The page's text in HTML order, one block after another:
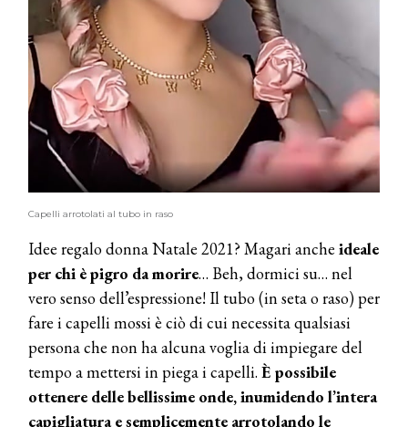
Capelli arrotolati al tubo in raso
Idee regalo donna Natale 2021? Magari anche ideale
per chi è pigro da morire… Beh, dormici su… nel
vero senso dell’espressione! Il tubo (in seta o raso) per
fare i capelli mossi è ciò di cui necessita qualsiasi
persona che non ha alcuna voglia di impiegare del
tempo a mettersi in piega i capelli. È possibile
ottenere delle bellissime onde, inumidendo l’intera
capigliatura e semplicemente arrotolando le